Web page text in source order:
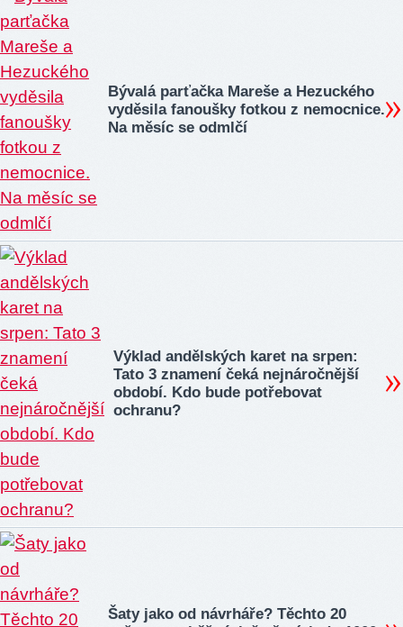
Bývalá parťačka Mareše a Hezuckého
vyděsila fanoušky fotkou z nemocnice.
Na měsíc se odmlčí
Výklad andělských karet na srpen:
Tato 3 znamení čeká nejnáročnější
období. Kdo bude potřebovat
ochranu?
Šaty jako od návrháře? Těchto 20